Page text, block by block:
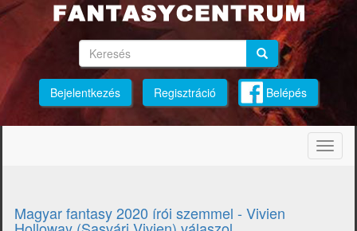
Ugrás
tartalomra
Keresés Keresés
Bejelentkezés Regisztráció Belépés
Magyar fantasy 2020 írói szemmel - Vivien